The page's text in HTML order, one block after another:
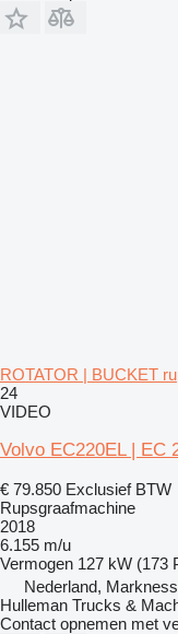
ROTATOR | BUCKET
24
VIDEO
Volvo EC220EL | EC
€ 79.850 Exclusief BTW
Rupsgraafmachine
2018
6.155 m/u
Vermogen 127 kW (173
Nederland,
Hulleman Trucks &
Contact opnemen met